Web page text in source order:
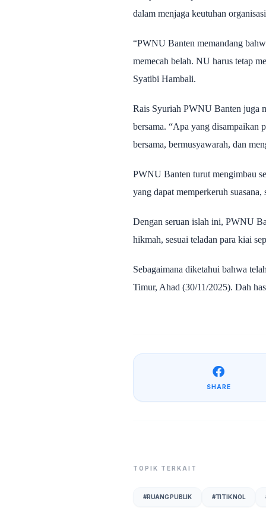
dalam menjaga keutuhan
“PWNU Banten memandang
memecah belah. NU harus tetap
Syatibi Hambali.
Rais Syuriah PWNU Banten juga
bersama. “Apa yang disampaikan
bersama, bermusyawarah, dan
PWNU Banten turut mengimbau
yang dapat memperkeruh
Dengan seruan islah ini, PWNU
hikmah, sesuai teladan para kiai
Sebagaimana diketahui bahwa
Timur, Ahad (30/11/2025). Dah
SHARE
TOPIK TERKAIT
#RUANG PUBLIK #TITIK NOL